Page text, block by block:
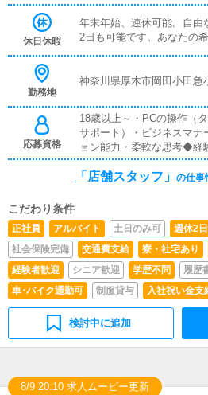
監督として、お客様から
でドライバーさんへ指示を
計画をリアルタイムの状況
一切ありません）受注から
フが動くため、面白く非常
休日休暇
年末年始、連休可能。自由
2日も可能です。あなたの
勤務地
神奈川県厚木市岡田小田
応募資格
18歳以上～・PCの操作（
サポート）・ビジネスマナ
ョン能力・柔軟な思考◆
PCを使える方（使ったこ
す）◆エクセルなどの標準
で経営もやってみたいとい
店が初めて（未経験）とい
◆真面目にお仕事に取り組
んな方でも年齢は特に問い
「店舗スタッフ」 の仕事
こだわり条件
正社員 アルバイト 土日のみ可 週休2
社会保険完備
交通費支給 寮・社宅あり
経験者歓迎
シニア歓迎 学歴不問 履歴
車･バイク通勤可
制服貸与 入社祝い金支
検討中に追加
8/9 20:10 求人ムービー更新